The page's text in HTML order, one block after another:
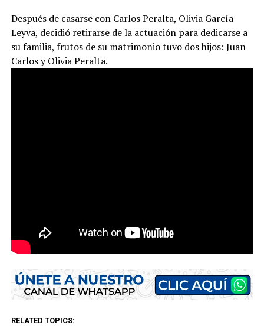
Después de casarse con Carlos Peralta, Olivia García
Leyva, decidió retirarse de la actuación para dedicarse a
su familia, frutos de su matrimonio tuvo dos hijos: Juan
Carlos y Olivia Peralta.
RELATED TOPICS: